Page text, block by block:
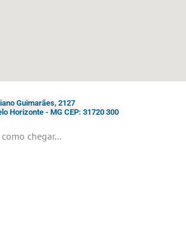
Guimarães, 2127
Horizonte - MG CEP: 31720 300
chegar...